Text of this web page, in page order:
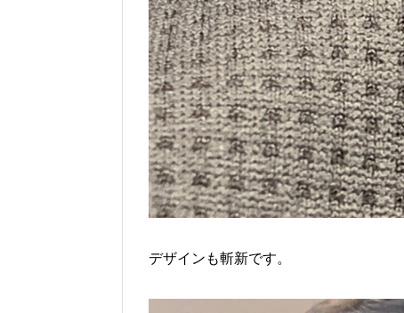
デザインも斬新です。